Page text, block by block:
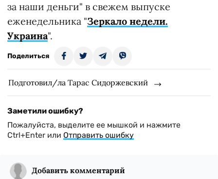
за наши деньги" в свежем выпуске
еженедельника "Зеркало недели.
Украина".
Поделиться
Подготовил/ла Тарас Сидоржевский
Заметили ошибку?
Пожалуйста, выделите ее мышкой и нажмите
Ctrl+Enter или Отправить ошибку
Добавить комментарий